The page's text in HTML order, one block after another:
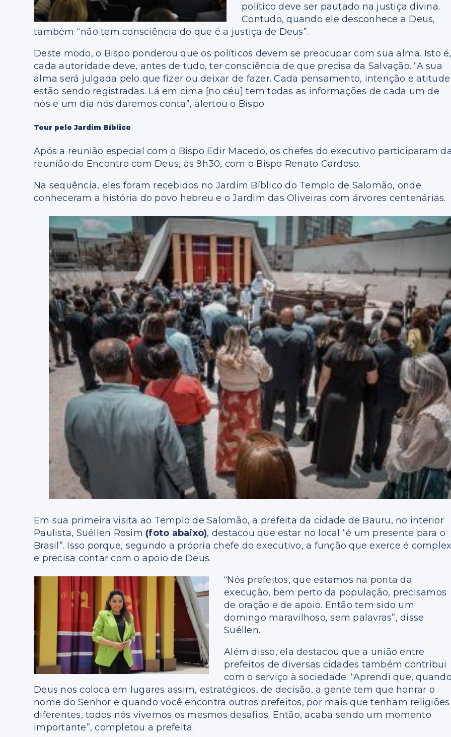
político deve ser pautado na justiça divina.
Contudo, quando ele desconhece a Deus,
também “não tem consciência do que é a justiça de Deus”.
Deste modo, o Bispo ponderou que os políticos devem se preocupar com sua alma. Isto é,
cada autoridade deve, antes de tudo, ter consciência de que precisa da Salvação. “A sua
alma será julgada pelo que fizer ou deixar de fazer. Cada pensamento, intenção e atitude
estão sendo registradas. Lá em cima [no céu] tem todas as informações de cada um de
nós e um dia nós daremos conta”, alertou o Bispo.
Tour pelo Jardim Bíblico
Após a reunião especial com o Bispo Edir Macedo, os chefes do executivo participaram
reunião do Encontro com Deus, às 9h30, com o Bispo Renato Cardoso.
Na sequência, eles foram recebidos no Jardim Bíblico do Templo de Salomão, onde
conheceram a história do povo hebreu e o Jardim das Oliveiras com árvores centenárias.
Em sua primeira visita ao Templo de Salomão, a prefeita da cidade de Bauru, no interior
Paulista, Suéllen Rosim (foto abaixo), destacou que estar no local “é um presente para o
Brasil”. Isso porque, segundo a própria chefe do executivo, a função que exerce é
e precisa contar com o apoio de Deus.
“Nós prefeitos, que estamos na ponta da
execução, bem perto da população, precisamos
de oração e de apoio. Então tem sido um
domingo maravilhoso, sem palavras”, disse
Suéllen.
Além disso, ela destacou que a união entre
prefeitos de diversas cidades também contribui
com o serviço à sociedade. “Aprendi que,
Deus nos coloca em lugares assim, estratégicos, de decisão, a gente tem que honrar o
nome do Senhor e quando você encontra outros prefeitos, por mais que tenham religiões
diferentes, todos nós vivemos os mesmos desafios. Então, acaba sendo um momento
importante”, completou a prefeita.